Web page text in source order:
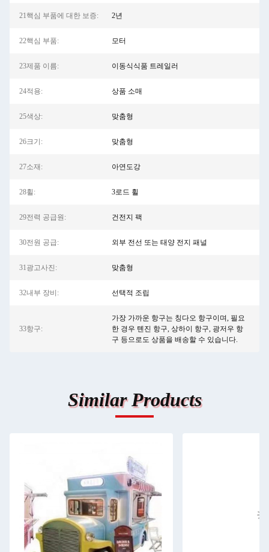
21핵심 부품에 대한 보증: 2년
22핵심 부품: 모터
23제품 이름: 이동식식품 트레일러
24적용: 상품 소매
25색상: 맞춤형
26크기: 맞춤형
27소재: 아연도강
28휠: 3로드 휠
29전력 공급원: 건전지 팩
30전원 공급: 외부 전선 또는 태양 전지 패널
31광고사진: 맞춤형
32내부 장비: 선택적 조립
33항구:
가장 가까운 항구는 칭다오 항구이며, 필요
한 경우 톈진 항구, 상하이 항구, 광저우 항
구 등으로도 상품을 배송할 수 있습니다.
Similar Products